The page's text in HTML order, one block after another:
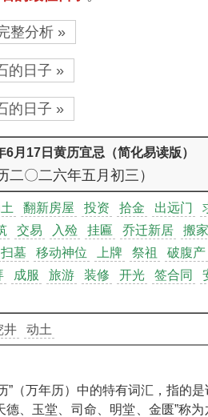
整分析 »
的日子 »
的日子 »
6月17日黄历宜忌（简化易读版）
二〇二六年五月初三）
翻新房屋 投资 拾金 出远门
交易 入殓 挂匾 乔迁新居 搬家
扫墓 移动神位 上牌 祭祖 破腹产
成服 旅游 装修 开光 签合同
井 动土
”（万年历）中的特有词汇，指的是
德、玉堂、司命、明堂、金匮”称